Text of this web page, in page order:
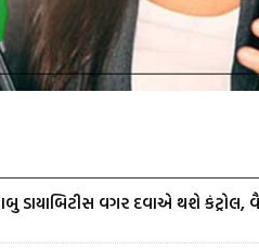
વગર દવાએ થશે કંટ્રોલ,